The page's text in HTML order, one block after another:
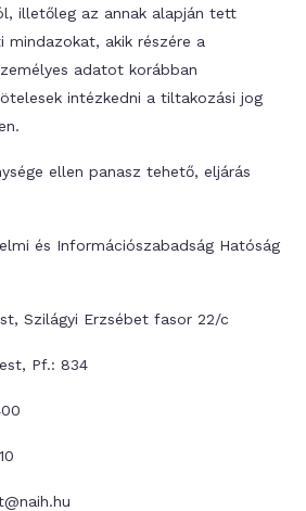
illetőleg az annak alapján tett
mindazokat, akik részére a
adatot korábban
intézkedni a tiltakozási jog
ellen panasz tehető, eljárás
és Információszabadság Hatóság
Szilágyi Erzsébet fasor 22/c
Pf.: 834